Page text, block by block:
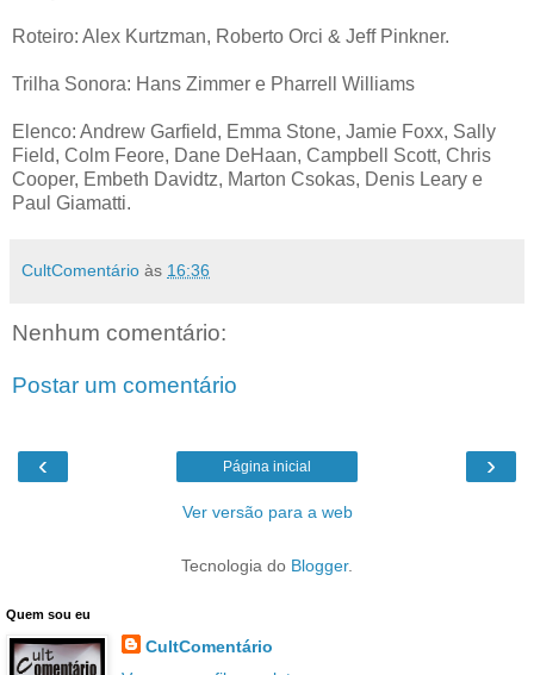
Roteiro: Alex Kurtzman, Roberto Orci & Jeff Pinkner.
Trilha Sonora: Hans Zimmer e Pharrell Williams
Elenco: Andrew Garfield, Emma Stone, Jamie Foxx, Sally
Field, Colm Feore, Dane DeHaan, Campbell Scott, Chris
Cooper, Embeth Davidtz, Marton Csokas, Denis Leary e
Paul Giamatti.
CultComentário às 16:36
Nenhum comentário:
Postar um comentário
‹ ›
Página inicial
Ver versão para a web
Tecnologia do Blogger.
Quem sou eu
CultComentário